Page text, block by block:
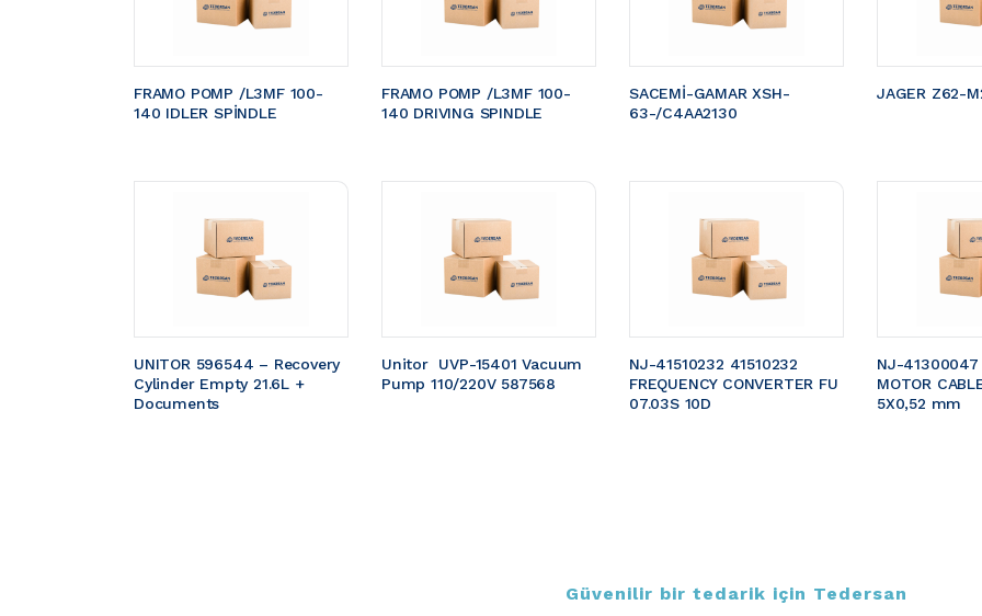
FRAMO POMP /L3MF 100-
140 IDLER SPİNDLE
FRAMO POMP /L3MF 100-
140 DRIVING SPINDLE
SACEMİ-GAMAR XSH-
63-/C4AA2130
JAGER Z62-
UNITOR 596544 – Recovery
Cylinder Empty 21.6L +
Documents
Unitor  UVP-15401 Vacuum
Pump 110/220V 587568
NJ-41510232 41510232
FREQUENCY CONVERTER FU
07.03S 10D
NJ-
MOTOR
5X0,52 mm
Güvenilir bir tedarik için Tedersan